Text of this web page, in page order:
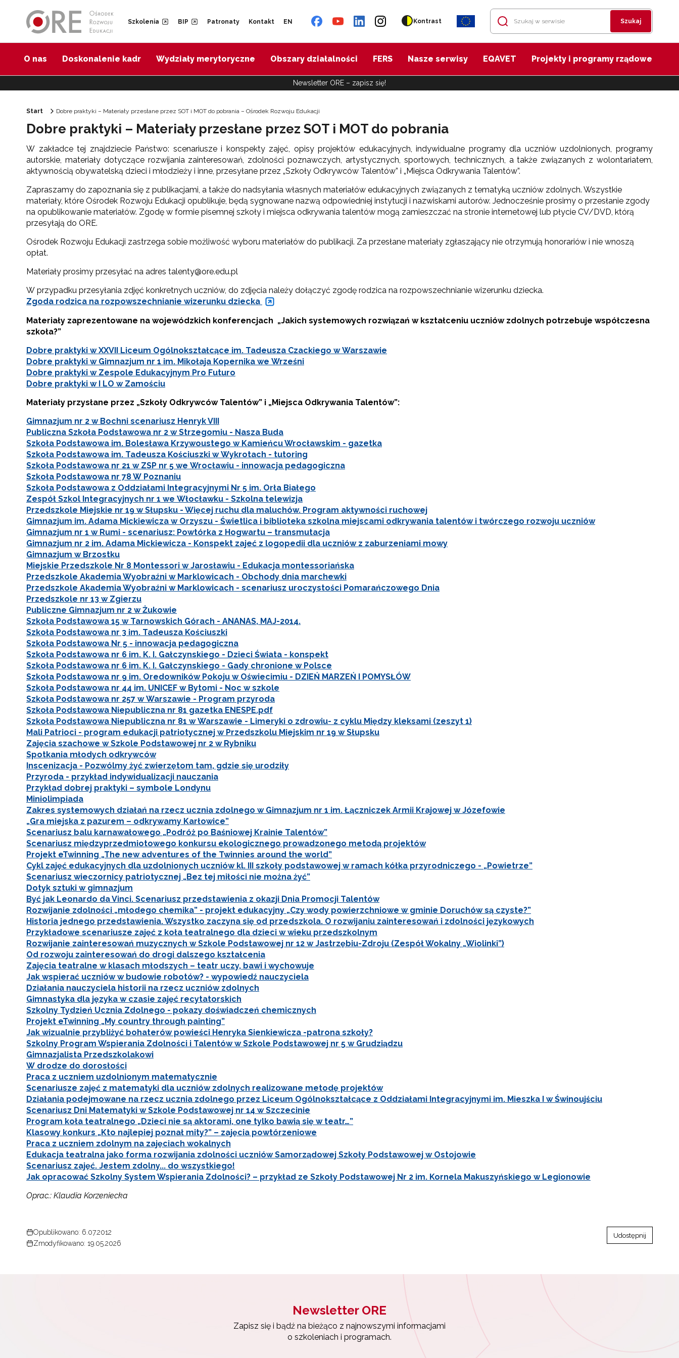
Szkolenia BIP Patronaty Kontakt EN Kontrast Szukaj
O nas Doskonalenie kadr Wydziały merytoryczne Obszary działalności FERS Nasze serwisy EQAVET Projekty i programy rządowe
Newsletter ORE – zapisz się!
Start Dobre praktyki – Materiały przesłane przez SOT i MOT do pobrania – Ośrodek Rozwoju Edukacji
Dobre praktyki – Materiały przesłane przez SOT i MOT do pobrania
W zakładce tej znajdziecie Państwo: scenariusze i konspekty zajęć, opisy projektów edukacyjnych, indywidualne programy dla uczniów uzdolnionych, programy
autorskie, materiały dotyczące rozwijania zainteresowań, zdolności poznawczych, artystycznych, sportowych, technicznych, a także związanych z wolontariatem,
aktywnością obywatelską dzieci i młodzieży i inne, przesyłane przez „Szkoły Odkrywców Talentów” i „Miejsca Odkrywania Talentów”.
Zapraszamy do zapoznania się z publikacjami, a także do nadsyłania własnych materiałów edukacyjnych związanych z tematyką uczniów zdolnych. Wszystkie
materiały, które Ośrodek Rozwoju Edukacji opublikuje, będą sygnowane nazwą odpowiedniej instytucji i nazwiskami autorów. Jednocześnie prosimy o przesłanie zgody
na opublikowanie materiałów. Zgodę w formie pisemnej szkoły i miejsca odkrywania talentów mogą zamieszczać na stronie internetowej lub płycie CV/DVD, którą
przesyłają do ORE.
Ośrodek Rozwoju Edukacji zastrzega sobie możliwość wyboru materiałów do publikacji. Za przesłane materiały zgłaszający nie otrzymują honorariów i nie wnoszą
opłat.
Materiały prosimy przesyłać na adres talenty@ore.edu.pl
W przypadku przesyłania zdjęć konkretnych uczniów, do zdjęcia należy dołączyć zgodę rodzica na rozpowszechnianie wizerunku dziecka.
Zgoda rodzica na rozpowszechnianie wizerunku dziecka
Materiały zaprezentowane na wojewódzkich konferencjach „Jakich systemowych rozwiązań w kształceniu uczniów zdolnych potrzebuje współczesna
szkoła?”
Dobre praktyki w XXVII Liceum Ogólnokształcące im. Tadeusza Czackiego w Warszawie
Dobre praktyki w Gimnazjum nr 1 im. Mikołaja Kopernika we Wrześni
Dobre praktyki w Zespole Edukacyjnym Pro Futuro
Dobre praktyki w I LO w Zamościu
Materiały przysłane przez „Szkoły Odkrywców Talentów” i „Miejsca Odkrywania Talentów”:
Gimnazjum nr 2 w Bochni scenariusz Henryk VIII
Publiczna Szkoła Podstawowa nr 2 w Strzegomiu - Nasza Buda
Szkoła Podstawowa im. Bolesława Krzywoustego w Kamieńcu Wrocławskim - gazetka
Szkoła Podstawowa im. Tadeusza Kościuszki w Wykrotach - tutoring
Szkoła Podstawowa nr 21 w ZSP nr 5 we Wrocławiu - innowacja pedagogiczna
Szkoła Podstawowa nr 78 W Poznaniu
Szkoła Podstawowa z Oddziałami Integracyjnymi Nr 5 im. Orła Białego
Zespół Szkol Integracyjnych nr 1 we Włocławku - Szkolna telewizja
Przedszkole Miejskie nr 19 w Słupsku - Więcej ruchu dla maluchów. Program aktywności ruchowej
Gimnazjum im. Adama Mickiewicza w Orzyszu - Świetlica i biblioteka szkolna miejscami odkrywania talentów i twórczego rozwoju uczniów
Gimnazjum nr 1 w Rumi - scenariusz: Powtórka z Hogwartu – transmutacja
Gimnazjum nr 2 im. Adama Mickiewicza - Konspekt zajeć z logopedii dla uczniów z zaburzeniami mowy
Gimnazjum w Brzostku
Miejskie Przedszkole Nr 8 Montessori w Jarosławiu - Edukacja montessoriańska
Przedszkole Akademia Wyobraźni w Marklowicach - Obchody dnia marchewki
Przedszkole Akademia Wyobraźni w Marklowicach - scenariusz uroczystości Pomarańczowego Dnia
Przedszkole nr 13 w Zgierzu
Publiczne Gimnazjum nr 2 w Żukowie
Szkoła Podstawowa 15 w Tarnowskich Górach - ANANAS, MAJ-2014.
Szkoła Podstawowa nr 3 im. Tadeusza Kościuszki
Szkoła Podstawowa Nr 5 - innowacja pedagogiczna
Szkoła Podstawowa nr 6 im. K. I. Gałczynskiego - Dzieci Świata - konspekt
Szkoła Podstawowa nr 6 im. K. I. Gałczynskiego - Gady chronione w Polsce
Szkoła Podstawowa nr 9 im. Oredowników Pokoju w Oświecimiu - DZIEŃ MARZEŃ I POMYSŁÓW
Szkoła Podstawowa nr 44 im. UNICEF w Bytomi - Noc w szkole
Szkoła Podstawowa nr 257 w Warszawie - Program przyroda
Szkoła Podstawowa Niepubliczna nr 81 gazetka ENESPE.pdf
Szkoła Podstawowa Niepubliczna nr 81 w Warszawie - Limeryki o zdrowiu- z cyklu Między kleksami (zeszyt 1)
Mali Patrioci - program edukacji patriotycznej w Przedszkolu Miejskim nr 19 w Słupsku
Zajęcia szachowe w Szkole Podstawowej nr 2 w Rybniku
Spotkania młodych odkrywców
Inscenizacja - Pozwólmy żyć zwierzętom tam, gdzie się urodziły
Przyroda - przykład indywidualizacji nauczania
Przykład dobrej praktyki – symbole Londynu
Miniolimpiada
Zakres systemowych działań na rzecz ucznia zdolnego w Gimnazjum nr 1 im. Łączniczek Armii Krajowej w Józefowie
„Gra miejska z pazurem – odkrywamy Karłowice”
Scenariusz balu karnawałowego „Podróż po Baśniowej Krainie Talentów”
Scenariusz międzyprzedmiotowego konkursu ekologicznego prowadzonego metodą projektów
Projekt eTwinning „The new adventures of the Twinnies around the world”
Cykl zajęć edukacyjnych dla uzdolnionych uczniów kl. III szkoły podstawowej w ramach kółka przyrodniczego - „Powietrze”
Scenariusz wieczornicy patriotycznej „Bez tej miłości nie można żyć”
Dotyk sztuki w gimnazjum
Być jak Leonardo da Vinci. Scenariusz przedstawienia z okazji Dnia Promocji Talentów
Rozwijanie zdolności „młodego chemika” - projekt edukacyjny „Czy wody powierzchniowe w gminie Doruchów są czyste?”
Historia jednego przedstawienia. Wszystko zaczyna się od przedszkola. O rozwijaniu zainteresowań i zdolności językowych
Przykładowe scenariusze zajęć z koła teatralnego dla dzieci w wieku przedszkolnym
Rozwijanie zainteresowań muzycznych w Szkole Podstawowej nr 12 w Jastrzębiu-Zdroju (Zespół Wokalny „Wiolinki”)
Od rozwoju zainteresowań do drogi dalszego kształcenia
Zajęcia teatralne w klasach młodszych – teatr uczy, bawi i wychowuje
Jak wspierać uczniów w budowie robotów? - wypowiedź nauczyciela
Działania nauczyciela historii na rzecz uczniów zdolnych
Gimnastyka dla języka w czasie zajęć recytatorskich
Szkolny Tydzień Ucznia Zdolnego - pokazy doświadczeń chemicznych
Projekt eTwinning „My country through painting”
Jak wizualnie przybliżyć bohaterów powieści Henryka Sienkiewicza -patrona szkoły?
Szkolny Program Wspierania Zdolności i Talentów w Szkole Podstawowej nr 5 w Grudziądzu
Gimnazjalista Przedszkolakowi
W drodze do dorosłości
Praca z uczniem uzdolnionym matematycznie
Scenariusze zajęć z matematyki dla uczniów zdolnych realizowane metodę projektów
Działania podejmowane na rzecz ucznia zdolnego przez Liceum Ogólnokształcące z Oddziałami Integracyjnymi im. Mieszka I w Świnoujściu
Scenariusz Dni Matematyki w Szkole Podstawowej nr 14 w Szczecinie
Program koła teatralnego „Dzieci nie są aktorami, one tylko bawią się w teatr…”
Klasowy konkurs „Kto najlepiej poznał mity?” – zajęcia powtórzeniowe
Praca z uczniem zdolnym na zajęciach wokalnych
Edukacja teatralna jako forma rozwijania zdolności uczniów Samorządowej Szkoły Podstawowej w Ostojowie
Scenariusz zajęć. Jestem zdolny... do wszystkiego!
Jak opracować Szkolny System Wspierania Zdolności? – przykład ze Szkoły Podstawowej Nr 2 im. Kornela Makuszyńskiego w Legionowie
Oprac.: Klaudia Korzeniecka
Opublikowano: 6.07.2012
Zmodyfikowano: 19.05.2026
Udostępnij
Newsletter ORE
Zapisz się i bądź na bieżąco z najnowszymi informacjami
o szkoleniach i programach.
Newsletter ORE
Zapisz się i bądź na bieżąco z najnowszymi informacjami
Adres e-mail:
Wyrażam zgodę na przetwarzanie moich danych osobowych przez ORE w
celach marketingowych.
Zapisuję się